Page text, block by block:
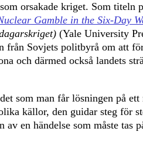
orsakade kriget. Som titeln
Gamble in the Six-Day
(Yale University
från Sovjets politbyrå om att
och därmed också landets
som man får lösningen på
källor, den guidar steg för
av en händelse som måste tas